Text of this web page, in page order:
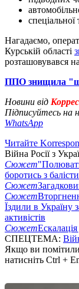
Нагадаємо,
Курській області
розташовувався
ППО знищила
Новини від
Підписуйтесь на
WhatsApp
Читайте
Війна Росії з
Сюжет
боротись з
Сюжет
Сюжет
Їздили в Україну
активістів
Сюжет
СПЕЦТЕМА:
Якщо ви помітили
натисніть Ctrl +